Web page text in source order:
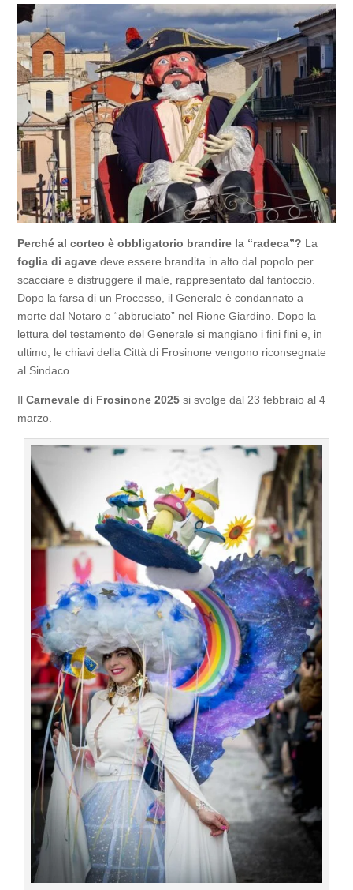
Perché al corteo è obbligatorio brandire la “radeca”? La
foglia di agave deve essere brandita in alto dal popolo per
scacciare e distruggere il male, rappresentato dal fantoccio.
Dopo la farsa di un Processo, il Generale è condannato a
morte dal Notaro e “abbruciato” nel Rione Giardino. Dopo la
lettura del testamento del Generale si mangiano i fini fini e, in
ultimo, le chiavi della Città di Frosinone vengono riconsegnate
al Sindaco.
IlCarnevale di Frosinone 2025 si svolge dal 23 febbraio al 4
marzo.